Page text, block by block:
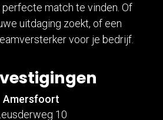
perfecte match te vinden. Of
uitdaging zoekt, of een
voor je bedrijf.
Amersfoort
10